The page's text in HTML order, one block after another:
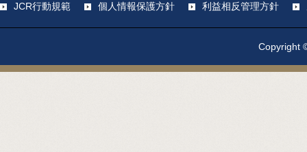
JCR行動規範 個人情報保護方針 利益相反管理方針
Copyright